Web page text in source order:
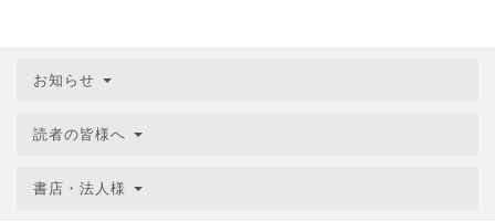
お知らせ
読者の皆様へ
書店・法人様